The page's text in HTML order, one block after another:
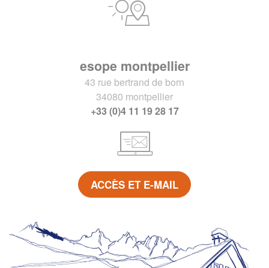
esope montpellier
43 rue bertrand de born
34080 montpellier
+33 (0)4 11 19 28 17
ACCÈS ET E-MAIL